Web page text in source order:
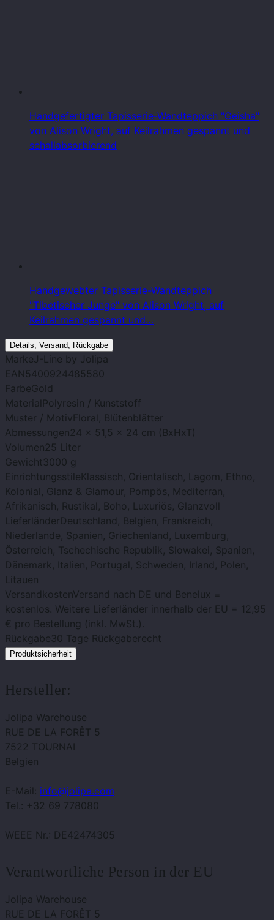
Handgefertigter Tapisserie-Wandteppich "Geisha"
von Alison Wright, auf Keilrahmen gespannt und
schallabsorbierend
Handgewebter Tapisserie-Wandteppich
"Tibetischer Junge" von Alison Wright, auf
Keilrahmen gespannt und…
Details, Versand, Rückgabe
MarkeJ-Line by Jolipa
EAN 5400924485580
FarbeGold
Material Polyresin / Kunststoff
Muster / MotivFloral, Blütenblätter
Abmessungen24 x 51,5 x 24 cm (BxHxT)
Volumen25 Liter
Gewicht3000 g
EinrichtungsstileKlassisch, Orientalisch, Lagom, Ethno,
Kolonial, Glanz & Glamour, Pompös, Mediterran,
Afrikanisch, Rustikal, Boho, Luxuriös, Glanzvoll
Lieferländer Deutschland, Belgien, Frankreich,
Niederlande, Spanien, Griechenland, Luxemburg,
Österreich, Tschechische Republik, Slowakei, Spanien,
Dänemark, Italien, Portugal, Schweden, Irland, Polen,
Litauen
VersandkostenVersand nach DE und Benelux =
kostenlos. Weitere Lieferländer innerhalb der EU = 12,95
€ pro Bestellung (inkl. MwSt.).
Rückgabe30 Tage Rückgaberecht
Produktsicherheit
Hersteller:
Jolipa Warehouse
RUE DE LA FORÊT 5
7522 TOURNAI
Belgien
E-Mail: info@jolipa.com
Tel.: +32 69 778080
WEEE Nr.: DE42474305
Verantwortliche Person in der EU
Jolipa Warehouse
RUE DE LA FORÊT 5